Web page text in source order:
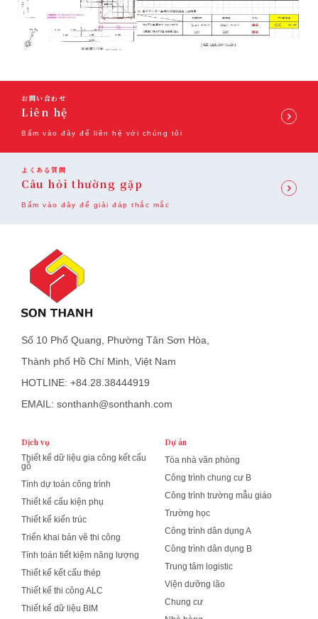
お問い合わせ
Liên hệ
Bấm vào đây để liên hệ với chúng tôi
よくある質問
Câu hỏi thường gặp
Bấm vào đây để giải đáp thắc mắc
Số 10 Phổ Quang, Phường Tân Sơn Hòa,
Thành phố Hồ Chí Minh, Việt Nam
HOTLINE: +84.28.38444919
EMAIL: sonthanh@sonthanh.com
Dịch vụ
Thiết kế dữ liệu gia công kết cấu
gỗ
Tính dự toán công trình
Thiết kế cấu kiện phụ
Thiết kế kiến trúc
Triển khai bản vẽ thi công
Tính toán tiết kiệm năng lượng
Thiết kế kết cấu thép
Thiết kế thi công ALC
Thiết kế dữ liệu BIM
Dự án
Tòa nhà văn phòng
Công trình chung cư B
Công trình trường mẫu giáo
Trường học
Công trình dân dụng A
Công trình dân dụng B
Trung tâm logistic
Viện dưỡng lão
Chung cư